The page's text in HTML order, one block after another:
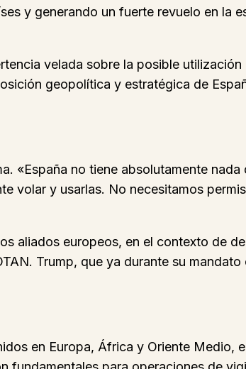
y generando un fuerte revuelo en la
velada sobre la posible utilización
geopolítica y estratégica de
«España no tiene absolutamente nada
volar y usarlas. No necesitamos
aliados europeos, en el contexto de
Trump, que ya durante su mandato
en Europa, África y Oriente Medio,